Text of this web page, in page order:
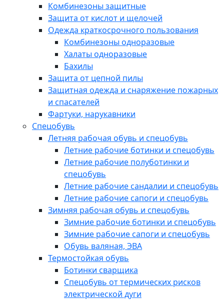
Комбинезоны защитные
Защита от кислот и щелочей
Одежда краткосрочного пользования
Комбинезоны одноразовые
Халаты одноразовые
Бахилы
Защита от цепной пилы
Защитная одежда и снаряжение пожарных
и спасателей
Фартуки, нарукавники
Спецобувь
Летняя рабочая обувь и спецобувь
Летние рабочие ботинки и спецобувь
Летние рабочие полуботинки и
спецобувь
Летние рабочие сандалии и спецобувь
Летние рабочие сапоги и спецобувь
Зимняя рабочая обувь и спецобувь
Зимние рабочие ботинки и спецобувь
Зимние рабочие сапоги и спецобувь
Обувь валяная, ЭВА
Термостойкая обувь
Ботинки сварщика
Спецобувь от термических рисков
электрической дуги